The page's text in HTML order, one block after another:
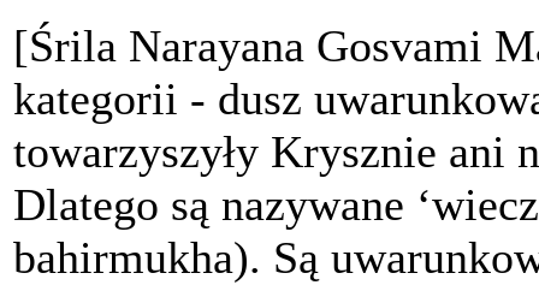
[Śrila Narayana Gosvami
kategorii - dusz
towarzyszyły Krysznie ani
Dlatego są nazywane
bahirmukha). Są